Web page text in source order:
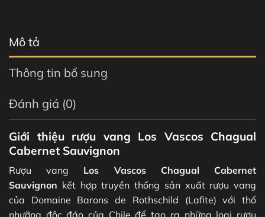
Mô tả
Thông tin bổ sung
Đánh giá (0)
Giới thiệu rượu vang Los Vascos Chagual
Cabernet Sauvignon
Rượu vang Los Vascos Chagual Cabernet
Sauvignon kết hợp truyền thống sản xuất rượu vang
của Domaine Barons de Rothschild (Lafite) với thổ